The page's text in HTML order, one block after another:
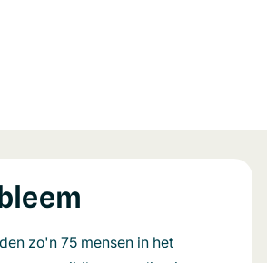
zo'n 75 mensen in het